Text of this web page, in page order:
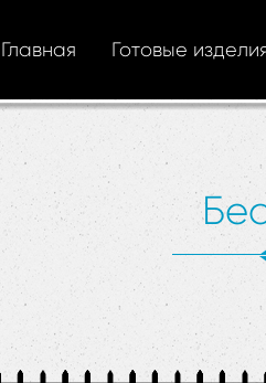
Главная Готовые